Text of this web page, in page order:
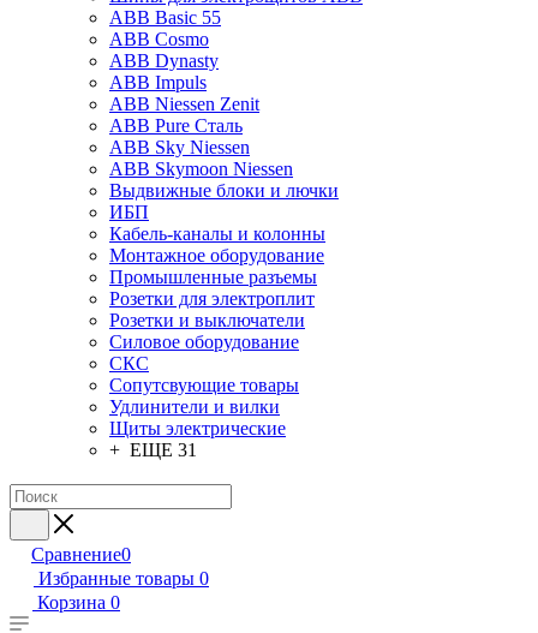
ABB Basic 55
ABB Cosmo
ABB Dynasty
ABB Impuls
ABB Niessen Zenit
ABB Pure Сталь
ABB Sky Niessen
ABB Skymoon Niessen
Выдвижные блоки и лючки
ИБП
Кабель-каналы и колонны
Монтажное оборудование
Промышленные разъемы
Розетки для электроплит
Розетки и выключатели
Силовое оборудование
СКС
Сопутсвующие товары
Удлинители и вилки
Щиты электрические
+ ЕЩЕ 31
Сравнение0
Избранные товары 0
Корзина 0